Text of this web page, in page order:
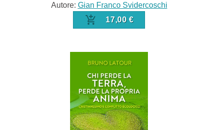
Autore: Gian Franco Svidercoschi
17,00 €